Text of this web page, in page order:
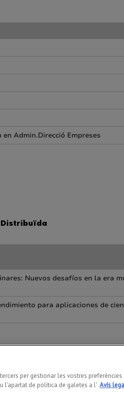
© | Telf: +34 973 70 27 55
per gestionar les vostres
l’apartat de política de galetes a l' Avís